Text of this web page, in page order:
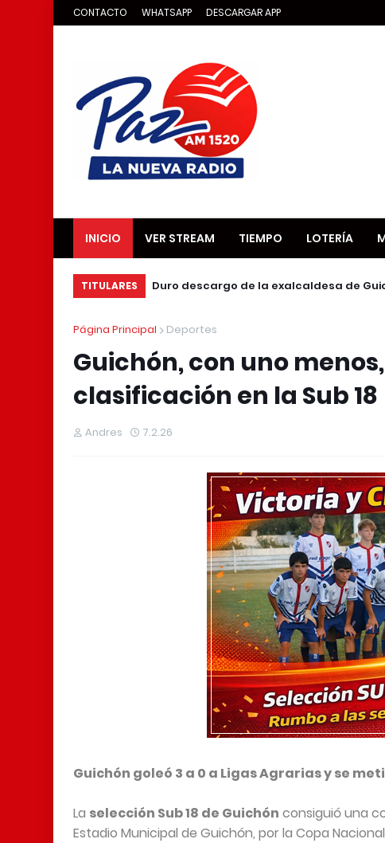
CONTACTO WHATSAPP DESCARGAR APP
INICIO VER STREAM TIEMPO LOTERÍA
TITULARES Duro descargo de la exalcaldesa de
Página Principal Deportes
Guichón, con uno
clasificación en la Sub 18
Andres 7.2.26
Guichón goleó 3 a 0 a Ligas Agrarias y se
La selección Sub 18 de Guichón consiguió una
Estadio Municipal de Guichón, por la Copa